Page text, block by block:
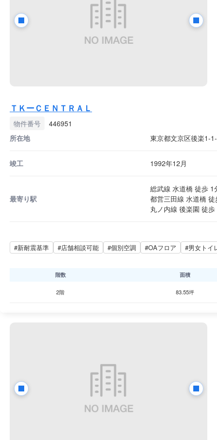
ＴＫーＣＥＮＴＲＡＬ
物件番号
446951
所在地
東京都文京区後楽1-
竣工 1992年12月
最寄り駅
総武線 水道橋 徒歩 1
都営三田線 水道橋
丸ノ内線 後楽園 徒
#新耐震基準 #店舗相談可能 #個別空調 #OAフロア #男女トイ
階数 面積
2階 83.55坪